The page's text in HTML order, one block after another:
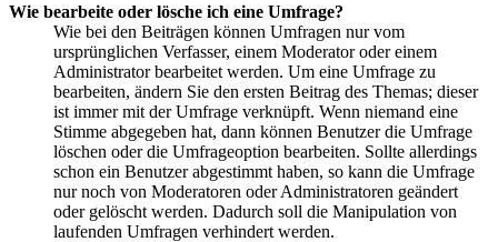
Wie bearbeite oder lösche ich eine Umfrage?
Wie bei den Beiträgen können Umfragen nur vom
ursprünglichen Verfasser, einem Moderator oder einem
Administrator bearbeitet werden. Um eine Umfrage zu
bearbeiten, ändern Sie den ersten Beitrag des Themas; dieser
ist immer mit der Umfrage verknüpft. Wenn niemand eine
Stimme abgegeben hat, dann können Benutzer die Umfrage
löschen oder die Umfrageoption bearbeiten. Sollte allerdings
schon ein Benutzer abgestimmt haben, so kann die Umfrage
nur noch von Moderatoren oder Administratoren geändert
oder gelöscht werden. Dadurch soll die Manipulation von
laufenden Umfragen verhindert werden.